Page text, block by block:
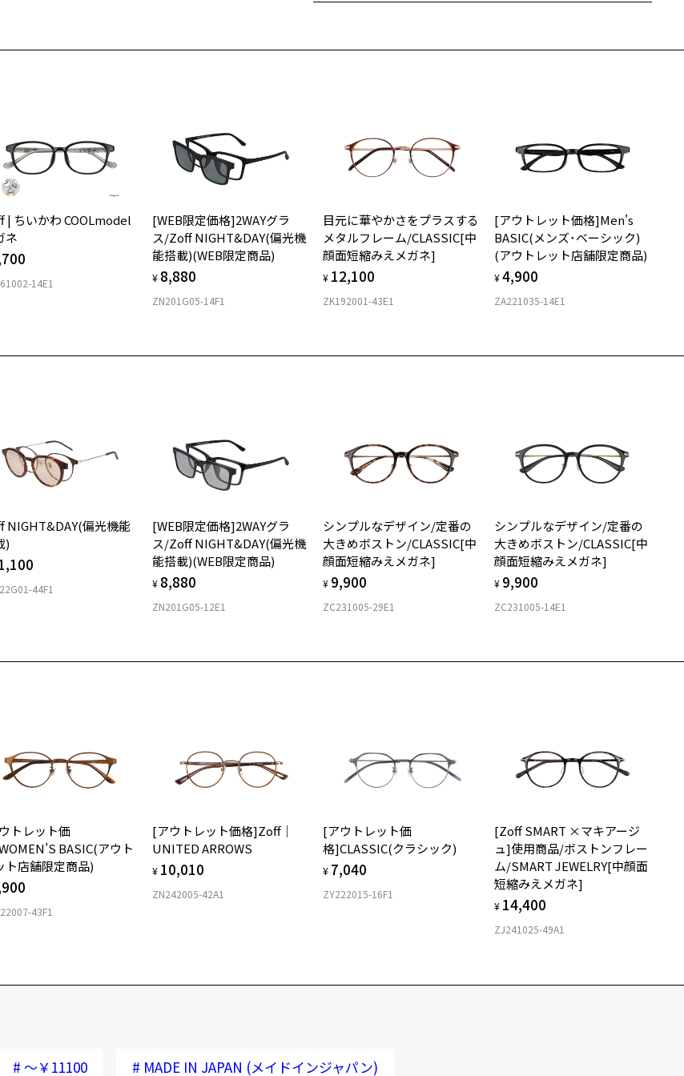
お気に入り
お気に入りに追加済です。
お気に入りリストはこちら
プライス]MADE IN JAPAN(メイドインジャパン)(一部店舗限定
43A1/フレームカラー：ブラウン(クリア)/単価：￥9,950
ログインして申し込む
メール」はZoffオンラインストアで取り扱っている商品が対象となります。
お持ちのZoffメガネサイズを確認するには？
仕上がり寸法
D 仕上がりの横幅：約132mm
E 仕上がりの縦幅：約46mm
ボストン
フロント素材：チタン
安心2 視力測定無料
安心3 かかり具合調整無料
フレームの歪みやかかり具合の調整・クリーニングは、全国の
Zoff店舗にていつでも対応いたします。
＜メガネの度数情報がわからない方へ＞
ご購入時に「レンズ交換券」をお選びいただくと、実店舗で度数を測定
のうえ、
度付きレンズ（標準セットレンズ）へ無料交換いただけます。
詳しくはこちら
実店舗で度数を測定いただけます
| ちいかわ COOLmodel
ネ
14E1
[WEB限定価格]2WAYグラ
ス/Zoff NIGHT&DAY(偏光機
能搭載)(WEB限定商品)
¥ 8,880
ZN201G05-14F1
目元に華やかさをプラスする
メタルフレーム/CLASSIC[中
顔面短縮みえメガネ]
¥ 12,100
ZK192001-43E1
[アウトレット価格]Men's
BASIC(メンズ･ベーシック)
(アウトレット店舗限定商品)
¥4,900
ZA221035-14E1
NIGHT&DAY(偏光機能
)
44F1
[WEB限定価格]2WAYグラ
ス/Zoff NIGHT&DAY(偏光機
能搭載)(WEB限定商品)
¥ 8,880
ZN201G05-12E1
シンプルなデザイン/定番の
大きめボストン/CLASSIC[中
顔面短縮みえメガネ]
¥ 9,900
ZC231005-29E1
シンプルなデザイン/定番の
大きめボストン/CLASSIC[中
顔面短縮みえメガネ]
¥ 9,900
ZC231005-14E1
トレット価
BASIC(アウト
ト店舗限定商品)
43F1
[アウトレット価格]Zoff｜
UNITED ARROWS
¥ 10,010
ZN242005-42A1
[アウトレット価
格]CLASSIC(クラシック)
¥ 7,040
ZY222015-16F1
[Zoff SMART ×マキアージ
ュ]使用商品/ボストンフレー
ム/SMART JEWELRY[中顔面
短縮みえメガネ]
¥ 14,400
ZJ241025-49A1
# ～￥11100 # MADE IN JAPAN (メイドインジャパン)